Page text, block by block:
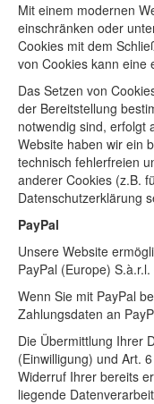
Mit einem modernen
einschränken oder
Cookies mit dem
von Cookies kann eine
Das Setzen von
der Bereitstellung
notwendig sind, erfolgt
Website haben wir ein
technisch fehlerfreien
anderer Cookies (z.B.
Datenschutzerklärung
PayPal
Unsere Website
PayPal (Europe)
Wenn Sie mit PayPal
Zahlungsdaten an
Die Übermittlung Ihrer
(Einwilligung) und Art.
Widerruf Ihrer bereits
liegende